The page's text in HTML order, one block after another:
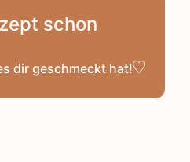
schon
dir geschmeckt hat!